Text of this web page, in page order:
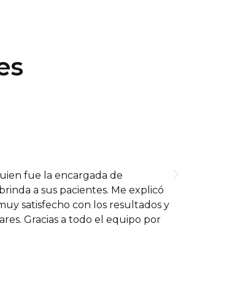
fue la encargada de
a sus pacientes. Me explicó
satisfecho con los resultados y
Gracias a todo el equipo por